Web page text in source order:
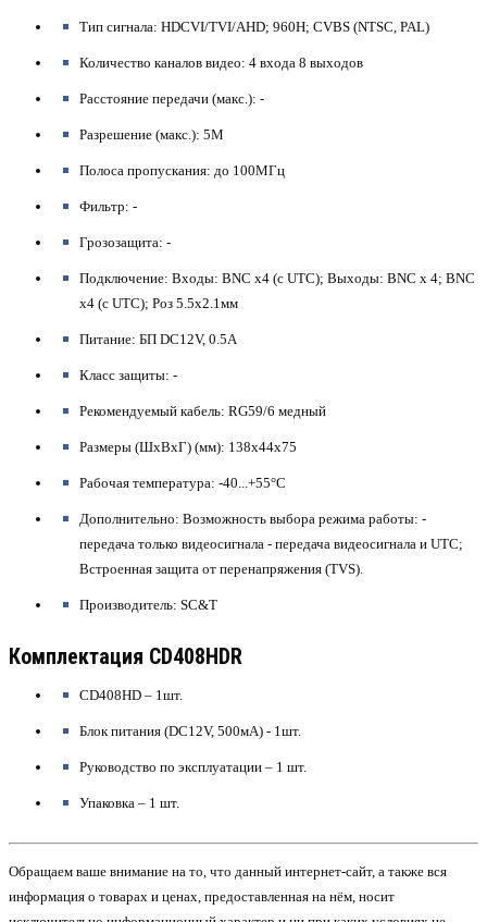
Тип сигнала: HDCVI/TVI/AHD; 960H; CVBS (NTSC, PAL)
Количество каналов видео: 4 входа 8 выходов
Расстояние передачи (макс.): -
Разрешение (макс.): 5М
Полоса пропускания: до 100МГц
Фильтр: -
Грозозащита: -
Подключение: Входы: BNC x4 (с UTC); Выходы: BNC х 4; BNC
x4 (с UTC); Роз 5.5х2.1мм
Питание: БП DC12V, 0.5A
Класс защиты: -
Рекомендуемый кабель: RG59/6 медный
Размеры (ШхВхГ) (мм): 138x44x75
Рабочая температура: -40...+55°C
Дополнительно: Возможность выбора режима работы: -
передача только видеосигнала - передача видеосигнала и UTC;
Встроенная защита от перенапряжения (TVS).
Производитель: SC&T
Комплектация CD408HDR
CD408HD – 1шт.
Блок питания (DC12V, 500мА) - 1шт.
Руководство по эксплуатации – 1 шт.
Упаковка – 1 шт.
Обращаем ваше внимание на то, что данный интернет-сайт, а также вся
информация о товарах и ценах, предоставленная на нём, носит